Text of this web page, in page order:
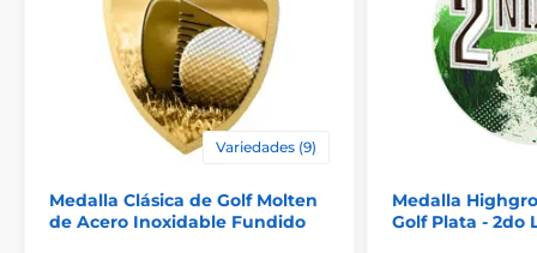
Variedades (9)
Medalla Clásica de Golf Molten
de Acero Inoxidable Fundido
Medalla
Golf Plata - 2do